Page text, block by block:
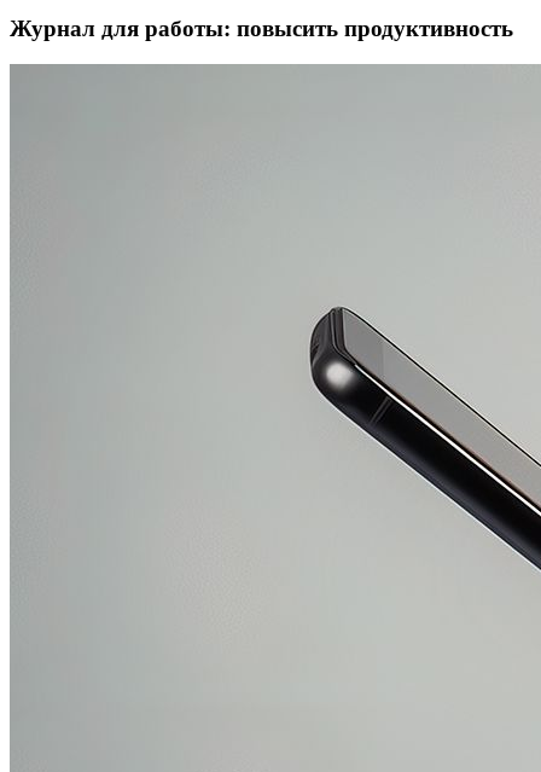
Журнал для работы: повысить продуктивность